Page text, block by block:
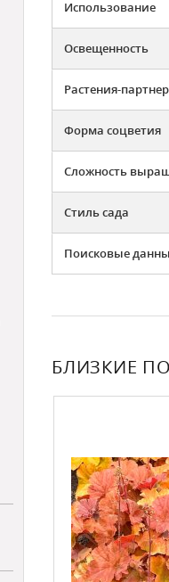
Использование
Освещенность
Растения-
Форма соцветия
Сложность
Стиль сада
Поисковые
БЛИЗКИЕ